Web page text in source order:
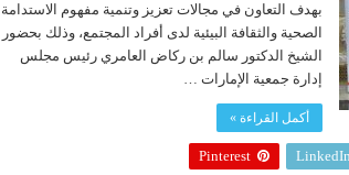
بهدف التعاون في مجالات تعزيز وتنمية مفهوم الاستدامة
الصحية والثقافة البيئية لدى أفراد المجتمع، وذلك بحضور
الشيخ الدكتور سالم بن ركاض العامري رئيس مجلس
إدارة جمعية الإمارات …
أكمل القراءة »
LinkedIn
Pinterest